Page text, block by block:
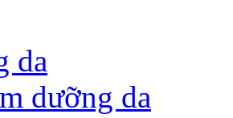
da
dưỡng da